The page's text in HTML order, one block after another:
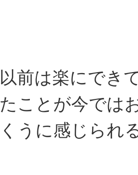
以前は楽にでき
たことが今では
くうに感じられ